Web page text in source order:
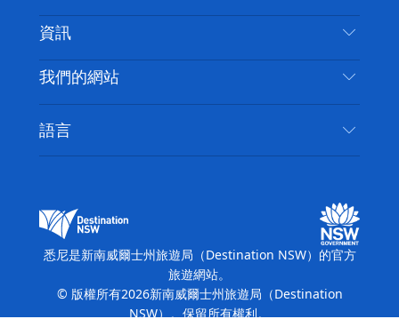
免責聲明
隱私
Cookie 通知
目的地
要做的事情
新南威爾斯州公路旅行
活動
住宿
資訊
旅行資訊
無障礙悉尼
列出您的業務
我們的網站
新南威爾士州旅遊局（Destination NSW）媒體中
心
繽紛悉尼燈光音樂節
語言
悉尼是新南威爾士州旅遊局（Destination NSW）的官方
旅遊網站。
© 版權所有2026新南威爾士州旅遊局（Destination
NSW）。保留所有權利。